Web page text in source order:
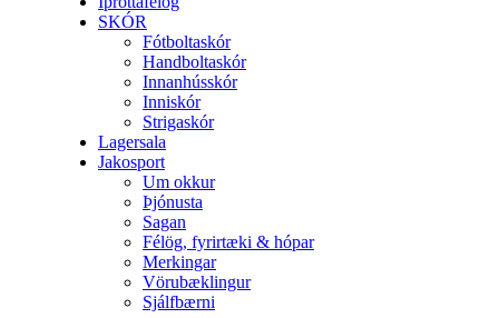
SKÓR
Fótboltaskór
Handboltaskór
Innanhússkór
Inniskór
Strigaskór
Lagersala
Jakosport
Um okkur
Þjónusta
Sagan
Félög, fyrirtæki & hópar
Merkingar
Vörubæklingur
Sjálfbærni